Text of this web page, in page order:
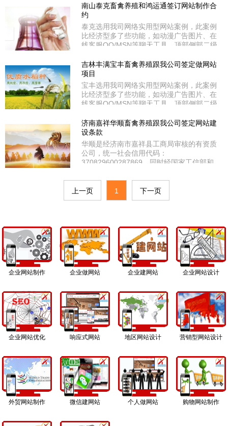
功能外，他的特点在于能自动识别互联网和
移动网终端设备，既能适用在电脑上浏览同
时又适用在平板电脑和各款手机上浏览都能
自适应屏幕大小，是企业官网的选择佳品。
瑶山在红河绿春县牛孔镇
南山泰克畜禽养殖和鸿运通签订网站制作合
约
泰克选用我司网络实用型网站案例，此案例
比经济型多了些功能，如动漫广告图片、在
线客服QQ/MSN等聊天工具、顶部侧部二级
山区高薪技术开发区D-E栋。泰克是经深圳
市南山区工商局审核的有资质公司，统一社
会信用代码：91440300MA5EX9WFXE。
吉林丰满宝丰畜禽养殖跟我公司签定做网站
项目
宝丰选用我司网络实用型网站案例，此案例
比经济型多了些功能，如动漫广告图片、在
线客服QQ/MSN等聊天工具、顶部侧部二级
满区经济开发区红旗街。宝丰是经吉林市丰
满区工商局审核的有资质公司，统一社会信
用代码：91220201732582958E。
济南嘉祥华顺畜禽养殖跟我公司签定网站建
设条款
华顺是经济南市嘉祥县工商局审核的有资质
公司，统一社会信用代码：
370829600287869。同时经国家工信部和
号：鲁ICP备16007278号。华顺选用我司响
应式自适应网站案例，此类案例是当今新潮
流的网站程序，他除了具备商务型所有功能
适
上一页 1 下一页
企业网站制作 企业做网站 企业建网站 企业网站设计
企业网站优化 响应式网站 地区网站设计 营销型网站设计
外贸网站制作 微信建网站 个人做网站 购物网站制作